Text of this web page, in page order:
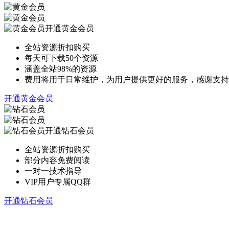
开通黄金会员
全站资源折扣购买
每天可下载50个资源
涵盖全站98%的资源
费用将用于日常维护，为用户提供更好的服务，感谢支持
开通黄金会员
开通钻石会员
全站资源折扣购买
部分内容免费阅读
一对一技术指导
VIP用户专属QQ群
开通钻石会员